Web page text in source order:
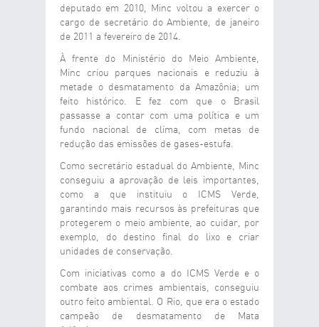
deputado em 2010, Minc voltou a exercer o
cargo de secretário do Ambiente, de janeiro
de 2011 a fevereiro de 2014.
À frente do Ministério do Meio Ambiente,
Minc criou parques nacionais e reduziu à
metade o desmatamento da Amazônia; um
feito histórico. E fez com que o Brasil
passasse a contar com uma política e um
fundo nacional de clima, com metas de
redução das emissões de gases-estufa.
Como secretário estadual do Ambiente, Minc
conseguiu a aprovação de leis importantes,
como a que instituiu o ICMS Verde,
garantindo mais recursos às prefeituras que
protegerem o meio ambiente, ao cuidar, por
exemplo, do destino final do lixo e criar
unidades de conservação.
Com iniciativas como a do ICMS Verde e o
combate aos crimes ambientais, conseguiu
outro feito ambiental. O Rio, que era o estado
campeão de desmatamento de Mata